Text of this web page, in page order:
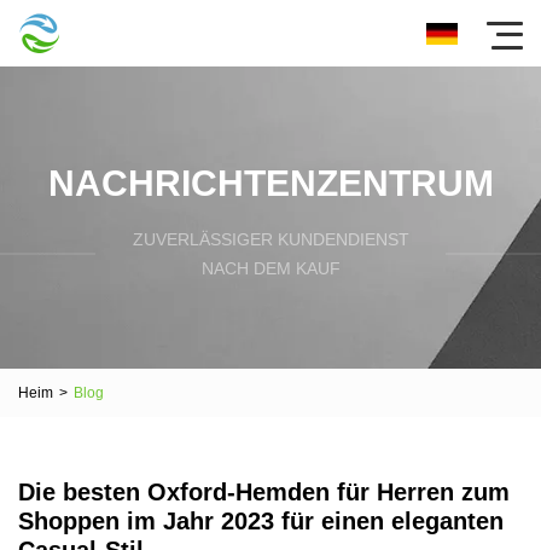
NACHRICHTENZENTRUM
ZUVERLÄSSIGER KUNDENDIENST
NACH DEM KAUF
Heim > Blog
Die besten Oxford-Hemden für Herren zum
Shoppen im Jahr 2023 für einen eleganten